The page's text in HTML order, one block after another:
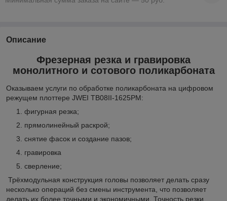
Описание
Фрезерная резка и гравировка
монолитного и сотового поликарбоната
Оказываем услуги по обработке поликарбоната на цифровом
режущем плоттере JWEI TB08II-1625PM:
фигурная резка;
прямолинейный раскрой;
снятие фасок и создание пазов;
гравировка
сверление;
Трёхмодульная конструкция головы позволяет делать сразу
несколько операций без смены инструмента, что позволяет
делать их более точными и экономичными. Точность резки